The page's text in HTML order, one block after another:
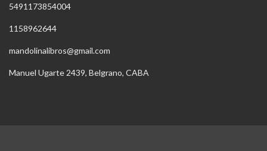
5491173854004
1158962644
mandolinalibros@gmail.com
Manuel Ugarte 2439, Belgrano, CABA